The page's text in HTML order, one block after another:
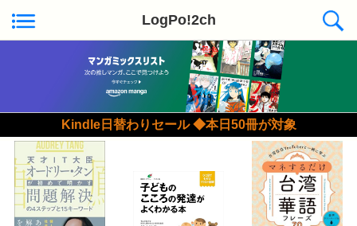
LogPo!2ch
Kindle日替わりセール ◆本日50冊が対象